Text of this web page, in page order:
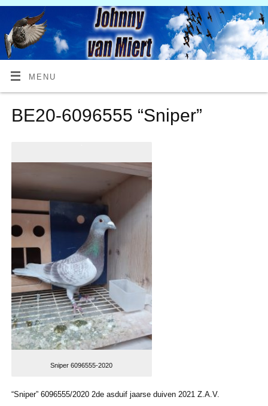
MENU
BE20-6096555 “Sniper”
Sniper 6096555-2020
“Sniper” 6096555/2020 2de asduif jaarse duiven 2021 Z.A.V.